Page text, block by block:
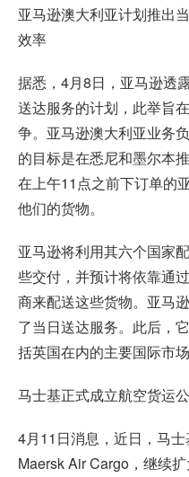
亚马逊澳大利亚计划推出
效率
据悉，4月8日，亚马逊透
送达服务的计划，此举旨
争。亚马逊澳大利亚业务
的目标是在悉尼和墨尔本
在上午11点之前下订单的
他们的货物。
亚马逊将利用其六个国家
些交付，并预计将依靠通
商来配送这些货物。亚马
了当日送达服务。此后，
括英国在内的主要国际市
马士基正式成立航空货运
4月11日消息，近日，马
Maersk Air Cargo，继续